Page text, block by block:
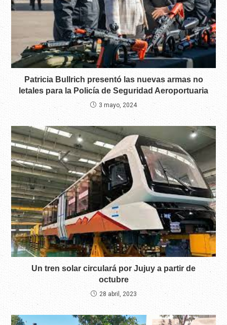
Patricia Bullrich presentó las nuevas armas no
letales para la Policía de Seguridad Aeroportuaria
3 mayo, 2024
Un tren solar circulará por Jujuy a partir de
octubre
28 abril, 2023